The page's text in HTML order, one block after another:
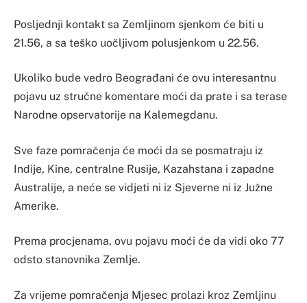
Posljednji kontakt sa Zemljinom sjenkom će biti u
21.56, a sa teško uočljivom polusjenkom u 22.56.
Ukoliko bude vedro Beograđani će ovu interesantnu
pojavu uz stručne komentare moći da prate i sa terase
Narodne opservatorije na Kalemegdanu.
Sve faze pomračenja će moći da se posmatraju iz
Indije, Kine, centralne Rusije, Kazahstana i zapadne
Australije, a neće se vidjeti ni iz Sjeverne ni iz Južne
Amerike.
Prema procjenama, ovu pojavu moći će da vidi oko 77
odsto stanovnika Zemlje.
Za vrijeme pomračenja Mjesec prolazi kroz Zemljinu